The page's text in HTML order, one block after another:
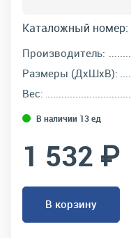
Каталожный номер:
Производитель:
Размеры (ДхШхВ):
Вес:
В наличии 13 ед
1 532 ₽
В корзину